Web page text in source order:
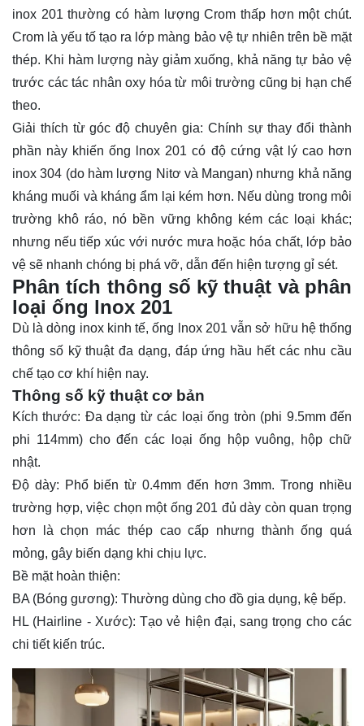
inox 201 thường có hàm lượng Crom thấp hơn một chút.
Crom là yếu tố tạo ra lớp màng bảo vệ tự nhiên trên bề mặt
thép. Khi hàm lượng này giảm xuống, khả năng tự bảo vệ
trước các tác nhân oxy hóa từ môi trường cũng bị hạn chế
theo.
Giải thích từ góc độ chuyên gia: Chính sự thay đổi thành
phần này khiến ống lnox 201 có độ cứng vật lý cao hơn
inox 304 (do hàm lượng Nitơ và Mangan) nhưng khả năng
kháng muối và kháng ẩm lại kém hơn. Nếu dùng trong môi
trường khô ráo, nó bền vững không kém các loại khác;
nhưng nếu tiếp xúc với nước mưa hoặc hóa chất, lớp bảo
vệ sẽ nhanh chóng bị phá vỡ, dẫn đến hiện tượng gỉ sét.
Phân tích thông số kỹ thuật và phân
loại ống lnox 201
Dù là dòng inox kinh tế, ống lnox 201 vẫn sở hữu hệ thống
thông số kỹ thuật đa dạng, đáp ứng hầu hết các nhu cầu
chế tạo cơ khí hiện nay.
Thông số kỹ thuật cơ bản
Kích thước: Đa dạng từ các loại ống tròn (phi 9.5mm đến
phi 114mm) cho đến các loại ống hộp vuông, hộp chữ
nhật.
Độ dày: Phổ biến từ 0.4mm đến hơn 3mm. Trong nhiều
trường hợp, việc chọn một ống 201 đủ dày còn quan trọng
hơn là chọn mác thép cao cấp nhưng thành ống quá
mỏng, gây biến dạng khi chịu lực.
Bề mặt hoàn thiện:
BA (Bóng gương): Thường dùng cho đồ gia dụng, kệ bếp.
HL (Hairline - Xước): Tạo vẻ hiện đại, sang trọng cho các
chi tiết kiến trúc.